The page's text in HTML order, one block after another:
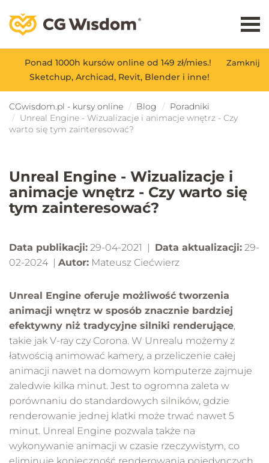
Zamknij
Ponad 1000h kursów online od 149 zł/mies.!
Sketchup, Archicad, Revit, Blender i inne!
CGwisdom.pl - kursy online Blog
Poradniki
Unreal Engine - Wizualizacje i animacje wnętrz - Czy
warto się tym zainteresować?
Unreal Engine - Wizualizacje i
animacje wnętrz - Czy warto się
tym zainteresować?
Data publikacji: 29-04-2021 | Data aktualizacji: 29-
02-2024 | Autor: Mateusz Ciećwierz
Unreal Engine oferuje możliwość tworzenia
animacji wnętrz w sposób znacznie bardziej
efektywny niż tradycyjne silniki renderujące,
takie jak V-ray czy Corona. W Unrealu możemy z
łatwością animować kamery, a przeliczenie całej
animacji nawet na domowym komputerze zajmuje
zaledwie kilka minut. Jest to ogromna zaleta w
porównaniu do standardowych silników, gdzie
renderowanie jednej klatki może trwać nawet 5
minut. Unreal Engine pozwala także na
wykonywanie animacji w czasie rzeczywistym, co